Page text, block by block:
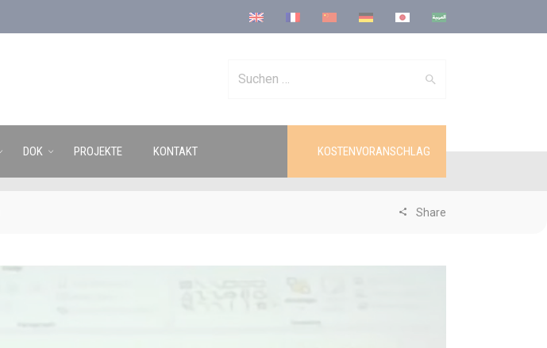
Search
DOK PROJEKTE KONTAKT KOSTENVORANSCHLAG
Share